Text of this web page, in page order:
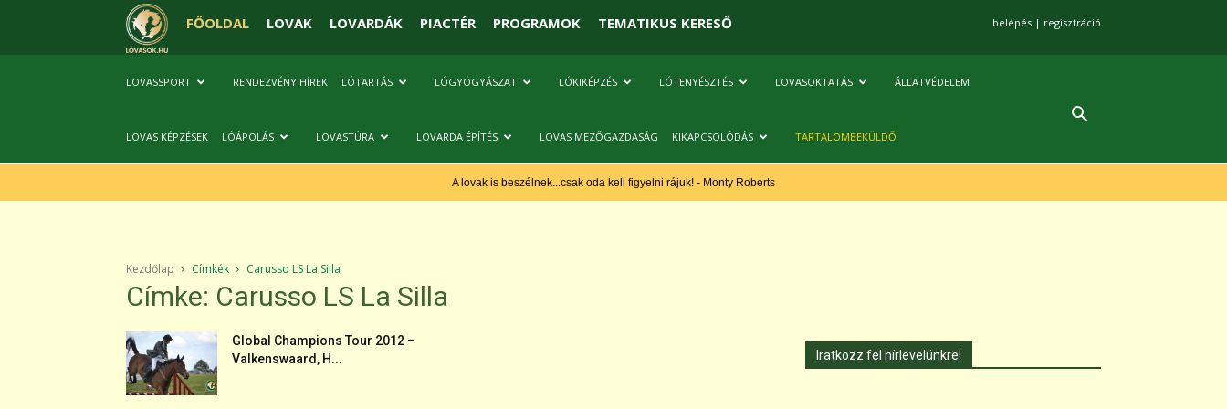
FŐOLDAL LOVAK LOVARDÁK PIACTÉR PROGRAMOK TEMATIKUS KERESŐ belépés | regisztráció
LOVASSPORT RENDEZVÉNY HÍREK LÓTARTÁS LÓGYÓGYÁSZAT LÓKIKÉPZÉS LÓTENYÉSZTÉS LOVASOKTATÁS ÁLLATVÉDELEM
LOVAS KÉPZÉSEK LÓÁPOLÁS LOVASTÚRA LOVARDA ÉPÍTÉS LOVAS MEZŐGAZDASÁG KIKAPCSOLÓDÁS TARTALOMBEKÜLDŐ
A lovak is beszélnek...csak oda kell figyelni rájuk! - Monty Roberts
Kezdőlap Címkék Carusso LS La Silla
Címke: Carusso LS La Silla
Global Champions Tour 2012 –
Valkenswaard, H...
Iratkozz fel hírlevelünkre!